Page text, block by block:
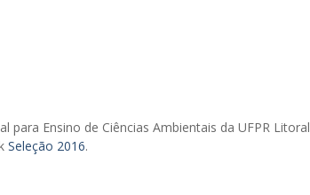
Ensino de Ciências Ambientais da UFPR Litoral
Seleção 2016.